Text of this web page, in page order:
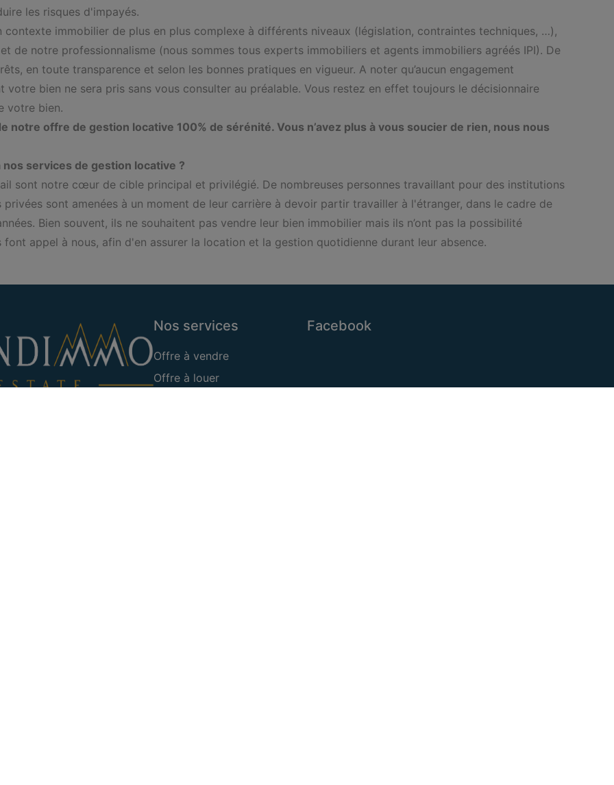
les risques d'impayés.
immobilier de plus en plus complexe à différents niveaux (législation, contraintes techniques, …),
de notre professionnalisme (nous sommes tous experts immobiliers et agents immobiliers agréés IPI). De
en toute transparence et selon les bonnes pratiques en vigueur. A noter qu’aucun engagement
votre bien ne sera pris sans vous consulter au préalable. Vous restez en effet toujours le décisionnaire
votre bien.
notre offre de gestion locative 100% de sérénité. Vous n’avez plus à vous soucier de rien, nous nous
services de gestion locative ?
sont notre cœur de cible principal et privilégié. De nombreuses personnes travaillant pour des institutions
sont amenées à un moment de leur carrière à devoir partir travailler à l'étranger, dans le cadre de
Bien souvent, ils ne souhaitent pas vendre leur bien immobilier mais ils n’ont pas la possibilité
appel à nous, afin d'en assurer la location et la gestion quotidienne durant leur absence.
Nos services
Offre à vendre
Offre à louer
Facebook